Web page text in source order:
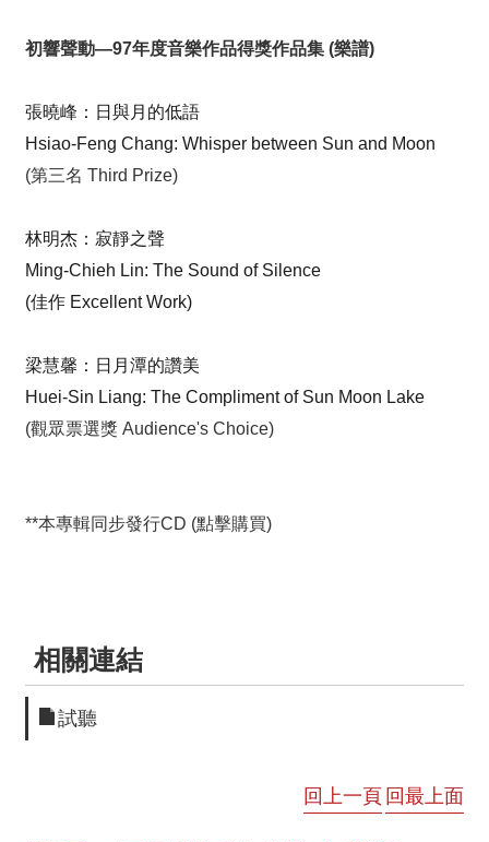
們
見
問
見
反
應
信
網
導
初響聲動—97年度音樂作品得獎作品集 (樂譜)
張曉峰：日與月的低語
Hsiao-Feng Chang: Whisper between Sun and Moon
(第三名 Third Prize)
林明杰：寂靜之聲
Ming-Chieh Lin: The Sound of Silence
(佳作 Excellent Work)
梁慧馨：日月潭的讚美
Huei-Sin Liang: The Compliment of Sun Moon Lake
(觀眾票選獎 Audience's Choice)
**本專輯同步發行CD (點擊購買)
相關連結
試聽
回上一頁 回最上面